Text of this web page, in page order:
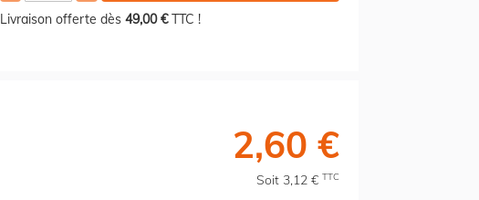
Livraison offerte dès 49,00 €TTC !
2,60 €
Soit 3,12 € TTC